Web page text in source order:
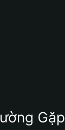
Gặp